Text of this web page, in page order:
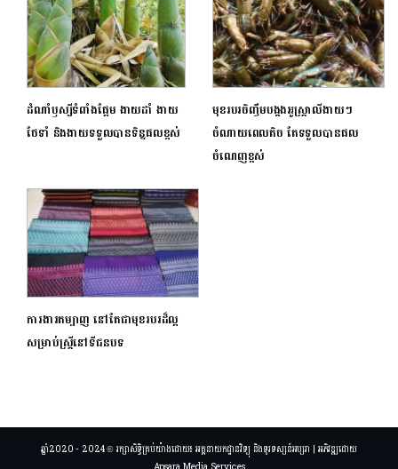
ដំណាំឫស្សីទំពាំងផ្អែម ងាយដាំ ងាយ
ថែទាំ និងងាយទទួលបានទិន្នផលខ្ពស់
មុខរបរចិញ្ចឹមបង្កងអូស្ត្រាលីងាយៗ
ចំណាយពេលតិច តែទទួលបានផល
ចំណេញខ្ពស់
ការងារតម្បាញ នៅតែជាមុខរបរដ៏ល្អ
សម្រាប់ស្ត្រីនៅទីជនបទ
ឆ្នាំ2020 - 2024 © រក្សាសិទ្ធិគ្រប់យ៉ាងដោយ៖ អគ្គនាយកដ្ឋានវិទ្យុ និងទូរទស្សន៍អប្សរា | អភិវឌ្ឍដោយ